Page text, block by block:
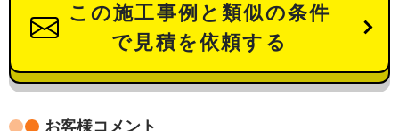
この施工事例と類似の条件
で見積を依頼する
お客様コメント